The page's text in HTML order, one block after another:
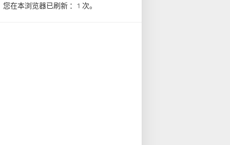
您在本浏览器已刷新 ：1 次。